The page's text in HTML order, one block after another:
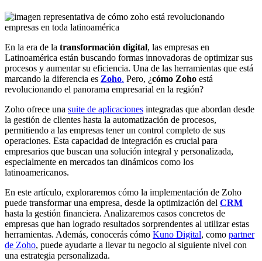
En la era de la transformación digital, las empresas en
Latinoamérica están buscando formas innovadoras de optimizar sus
procesos y aumentar su eficiencia. Una de las herramientas que está
marcando la diferencia es Zoho. Pero, ¿cómo Zoho está
revolucionando el panorama empresarial en la región?
Zoho ofrece una suite de aplicaciones integradas que abordan desde
la gestión de clientes hasta la automatización de procesos,
permitiendo a las empresas tener un control completo de sus
operaciones. Esta capacidad de integración es crucial para
empresarios que buscan una solución integral y personalizada,
especialmente en mercados tan dinámicos como los
latinoamericanos.
En este artículo, exploraremos cómo la implementación de Zoho
puede transformar una empresa, desde la optimización del CRM
hasta la gestión financiera. Analizaremos casos concretos de
empresas que han logrado resultados sorprendentes al utilizar estas
herramientas. Además, conocerás cómo Kuno Digital, como partner
de Zoho, puede ayudarte a llevar tu negocio al siguiente nivel con
una estrategia personalizada.